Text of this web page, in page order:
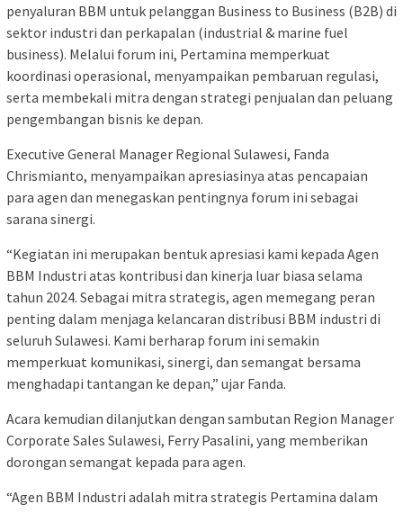
penyaluran BBM untuk pelanggan Business to Business (B2B) di
sektor industri dan perkapalan (industrial & marine fuel
business). Melalui forum ini, Pertamina memperkuat
koordinasi operasional, menyampaikan pembaruan regulasi,
serta membekali mitra dengan strategi penjualan dan peluang
pengembangan bisnis ke depan.
Executive General Manager Regional Sulawesi, Fanda
Chrismianto, menyampaikan apresiasinya atas pencapaian
para agen dan menegaskan pentingnya forum ini sebagai
sarana sinergi.
“Kegiatan ini merupakan bentuk apresiasi kami kepada Agen
BBM Industri atas kontribusi dan kinerja luar biasa selama
tahun 2024. Sebagai mitra strategis, agen memegang peran
penting dalam menjaga kelancaran distribusi BBM industri di
seluruh Sulawesi. Kami berharap forum ini semakin
memperkuat komunikasi, sinergi, dan semangat bersama
menghadapi tantangan ke depan,” ujar Fanda.
Acara kemudian dilanjutkan dengan sambutan Region Manager
Corporate Sales Sulawesi, Ferry Pasalini, yang memberikan
dorongan semangat kepada para agen.
“Agen BBM Industri adalah mitra strategis Pertamina dalam